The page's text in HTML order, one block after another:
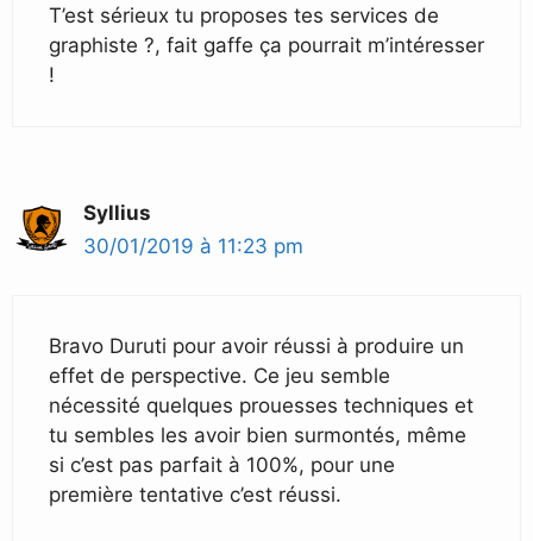
T’est sérieux tu proposes tes services de
graphiste ?, fait gaffe ça pourrait m’intéresser
!
Syllius
30/01/2019 à 11:23 pm
Bravo Duruti pour avoir réussi à produire un
effet de perspective. Ce jeu semble
nécessité quelques prouesses techniques et
tu sembles les avoir bien surmontés, même
si c’est pas parfait à 100%, pour une
première tentative c’est réussi.